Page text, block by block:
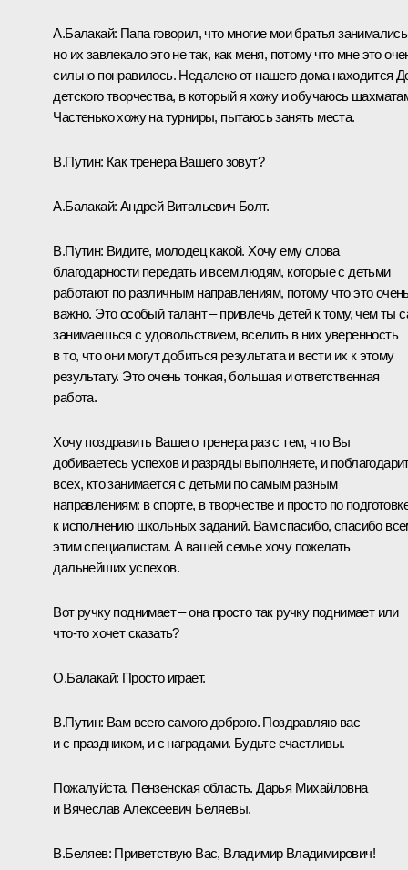
А.Балакай: Папа говорил, что многие мои братья
но их завлекало это не так, как меня, потому что мне это
сильно понравилось. Недалеко от нашего дома находится
детского творчества, в который я хожу и обучаюсь
Частенько хожу на турниры, пытаюсь занять места.
В.Путин: Как тренера Вашего зовут?
А.Балакай: Андрей Витальевич Болт.
В.Путин: Видите, молодец какой. Хочу ему слова
благодарности передать и всем людям, которые с детьми
работают по различным направлениям, потому что это
важно. Это особый талант – привлечь детей к тому, чем ты
занимаешься с удовольствием, вселить в них уверенность
в то, что они могут добиться результата и вести их к этому
результату. Это очень тонкая, большая и ответственная
работа.
Хочу поздравить Вашего тренера раз с тем, что Вы
добиваетесь успехов и разряды выполняете, и
всех, кто занимается с детьми по самым разным
направлениям: в спорте, в творчестве и просто по
к исполнению школьных заданий. Вам спасибо, спасибо
этим специалистам. А вашей семье хочу пожелать
дальнейших успехов.
Вот ручку поднимает – она просто так ручку поднимает или
что-то хочет сказать?
О.Балакай: Просто играет.
В.Путин: Вам всего самого доброго. Поздравляю вас
и с праздником, и с наградами. Будьте счастливы.
Пожалуйста, Пензенская область. Дарья Михайловна
и Вячеслав Алексеевич Беляевы.
В.Беляев: Приветствую Вас, Владимир Владимирович!